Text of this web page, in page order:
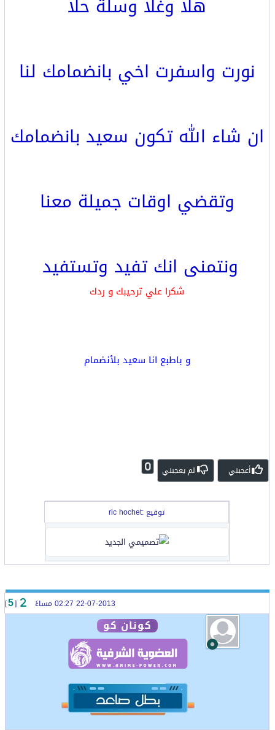
نورت واسفرت اخي بانضمامك لنا
ان شاء الله تكون سعيد بانضمامك
وتقضي اوقات جميلة معنا
ونتمنى انك تفيد وتستفيد
شكرا علي ترحيبك و ردك
و باطبع انا سعيد بلأنضمام
أعجبني لم يعجبني 0
توقيع :ric hochet
[
5
]
كونان كو